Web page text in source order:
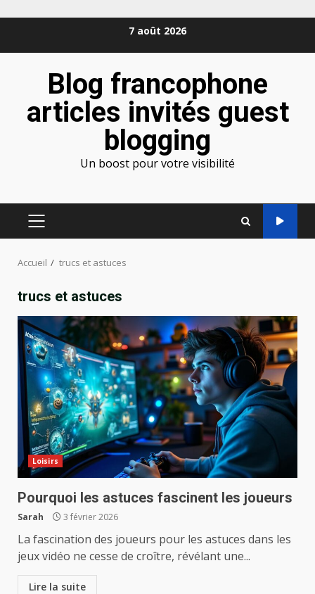
7 août 2026
Blog francophone
articles invités guest
blogging
Un boost pour votre visibilité
MENU
Accueil trucs et astuces
trucs et astuces
Loisirs
Pourquoi les astuces fascinent les joueurs
Sarah 3 février 2026
La fascination des joueurs pour les astuces dans les
jeux vidéo ne cesse de croître, révélant une...
Lire la suite